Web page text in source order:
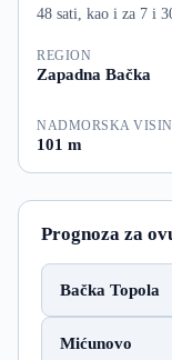
48 sati, kao i za 7 i
REGION
Zapadna Bačka
NADMORSKA
101 m
Prognoza za
Bačka Topola
Mićunovo